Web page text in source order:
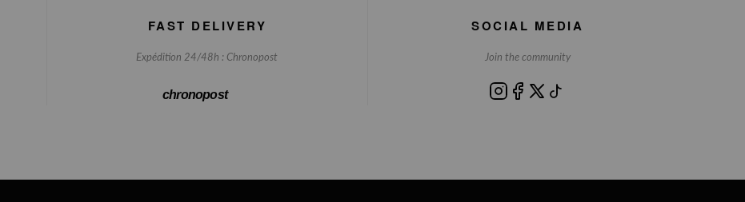
FAST DELIVERY
Expédition 24/48h : Chronopost
chronopost
SOCIAL MEDIA
Join the community